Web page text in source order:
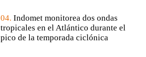
04. Indomet monitorea dos ondas
tropicales en el Atlántico durante el
pico de la temporada ciclónica